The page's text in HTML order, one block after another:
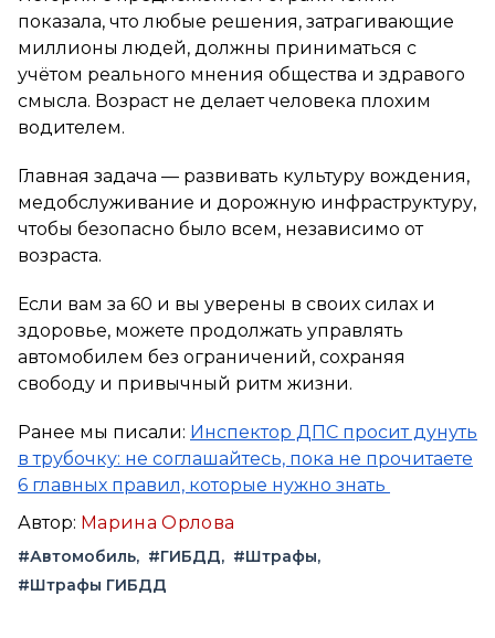
показала, что любые решения, затрагивающие
миллионы людей, должны приниматься с
учётом реального мнения общества и здравого
смысла. Возраст не делает человека плохим
водителем.
Главная задача — развивать культуру вождения,
медобслуживание и дорожную инфраструктуру,
чтобы безопасно было всем, независимо от
возраста.
Если вам за 60 и вы уверены в своих силах и
здоровье, можете продолжать управлять
автомобилем без ограничений, сохраняя
свободу и привычный ритм жизни.
Ранее мы писали: Инспектор ДПС просит дунуть
в трубочку: не соглашайтесь, пока не прочитаете
6 главных правил, которые нужно знать
Автор: Марина Орлова
#Автомобиль #ГИБДД
#Штрафы
#Штрафы ГИБДД